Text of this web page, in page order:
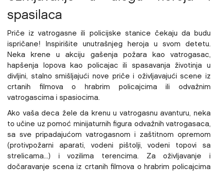
spasilaca
Priče iz vatrogasne ili policijske stanice čekaju da budu
ispričane! Inspirišite unutrašnjeg heroja u svom detetu.
Neka krene u akciju gašenja požara kao vatrogasac,
hapšenja lopova kao policajac ili spasavanja životinja u
divljini, stalno smišljajući nove priče i oživljavajući scene iz
crtanih filmova o hrabrim policajcima ili odvažnim
vatrogascima i spasiocima.
Ako vaša deca žele da krenu u vatrogasnu avanturu, neka
to učine uz pomoć minijaturnih figura odvažnih vatrogasaca,
sa sve pripadajućom vatrogasnom i zaštitnom opremom
(protivpožarni aparati, vodeni pištolji, vodeni topovi sa
strelicama...) i vozilima terencima. Za oživljavanje i
dočaravanje scena iz crtanih filmova o hrabrim policajcima